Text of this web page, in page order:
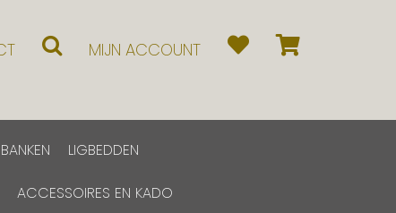
MIJN ACCOUNT
BANKEN LIGBEDDEN
ACCESSOIRES EN KADO